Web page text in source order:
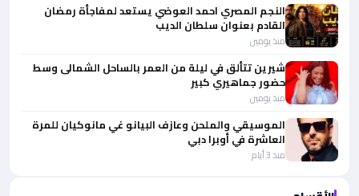
النجم المصري احمد العوضي يستعد لمفاجأة رمضان
القادم بعنوان سلطان الديب
منذ يومين
شيرين تتألق في ليلة من العمر بالساحل الشمالى وسط
حضور جماهيري كبير
منذ يومين
الموسيقي والملحن وعازف البيانو غي مانوكيان للمرة
العاشرة في أوبرا دبي
منذ 3 أيام